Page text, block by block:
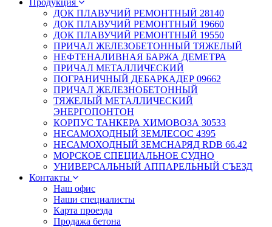
ДОК ПЛАВУЧИЙ РЕМОНТНЫЙ 28140
ДОК ПЛАВУЧИЙ РЕМОНТНЫЙ 19660
ДОК ПЛАВУЧИЙ РЕМОНТНЫЙ 19550
ПРИЧАЛ ЖЕЛЕЗОБЕТОННЫЙ ТЯЖЕЛЫЙ
НЕФТЕНАЛИВНАЯ БАРЖА ДЕМЕТРА
ПРИЧАЛ МЕТАЛЛИЧЕСКИЙ
ПОГРАНИЧНЫЙ ДЕБАРКАДЕР 09662
ПРИЧАЛ ЖЕЛЕЗНОБЕТОННЫЙ
ТЯЖЕЛЫЙ МЕТАЛЛИЧЕСКИЙ
ЭНЕРГОПОНТОН
КОРПУС ТАНКЕРА ХИМОВОЗА 30533
НЕСАМОХОДНЫЙ ЗЕМЛЕСОС 4395
НЕСАМОХОДНЫЙ ЗЕМСНАРЯД RDB 66.42
МОРСКОЕ СПЕЦИАЛЬНОЕ СУДНО
УНИВЕРСАЛЬНЫЙ АППАРЕЛЬНЫЙ СЪЕЗД
Контакты
Наш офис
Наши специалисты
Карта проезда
Продажа бетона